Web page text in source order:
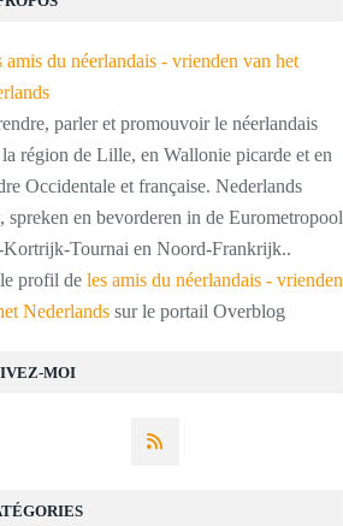
MOI
parler et promouvoir le néerlandais
la région de Lille, en Wallonie picarde et en
Occidentale et française. Nederlands
spreken en bevorderen in de Eurometropool
Tournai en Noord-Frankrijk..
profil de les amis du néerlandais - vrienden
Nederlands sur le portail Overblog